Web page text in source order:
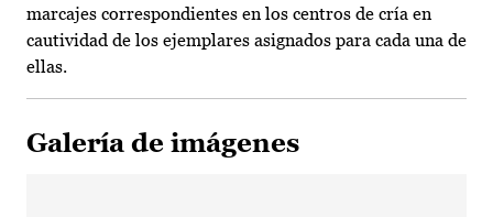
marcajes correspondientes en los centros de cría en
cautividad de los ejemplares asignados para cada una de
ellas.
Galería de imágenes